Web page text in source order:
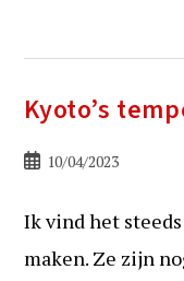
Kyoto’s
Bericht10/04/2023
Ik vind het
maken. Ze zijn